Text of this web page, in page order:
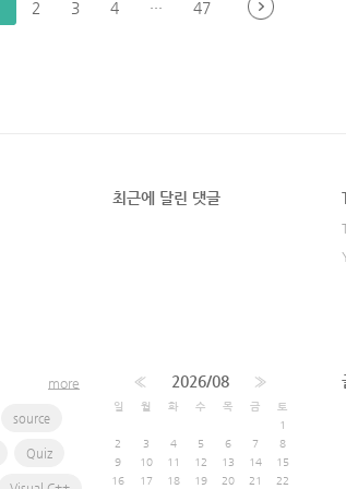
2 3 4 ··· 47
최근에 달린 댓글
source
Quiz
more « 2026/08 »
일 월 화 수 목 금
토
1
2
3 4 5 6 7
8
9
10 11 12 13 14
15
16
17 18 19 20 21 22